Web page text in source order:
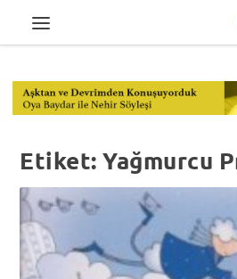
Etiket:Yağmurcu